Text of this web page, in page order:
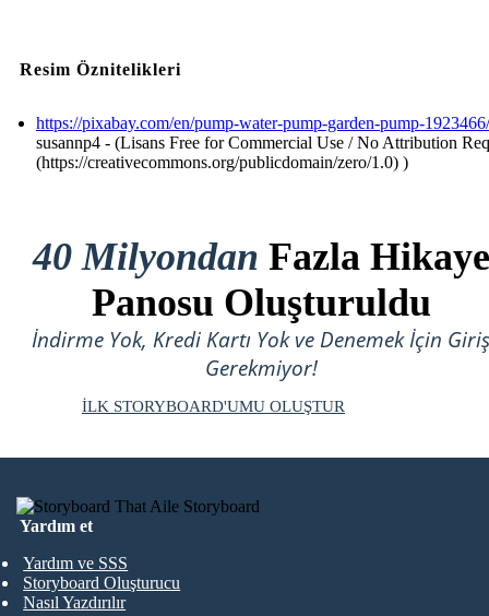
Resim Öznitelikleri
https://pixabay.com/en/pump-water-pump-garden-pump-1923466/
susannp4 - (Lisans Free for Commercial Use / No Attribution
(https://creativecommons.org/publicdomain/zero/1.0) )
40 Milyondan Fazla Hikaye
Panosu Oluşturuldu
İndirme Yok, Kredi Kartı Yok ve Denemek İçin Giriş
Gerekmiyor!
İLK STORYBOARD'UMU OLUŞTUR
Yardım et
Yardım ve SSS
Storyboard Oluşturucu
Nasıl Yazdırılır